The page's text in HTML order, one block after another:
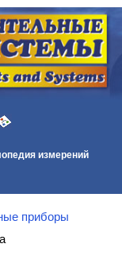
измерений
приборы